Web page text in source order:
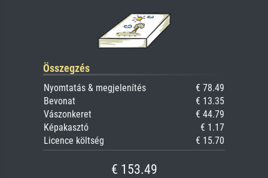
Összegzés
Nyomtatás & megjelenítés
€ 78.49
Bevonat
€ 13.35
Vászonkeret
€ 44.79
Képakasztó
€ 1.17
Licence költség
€ 15.70
€ 153.49